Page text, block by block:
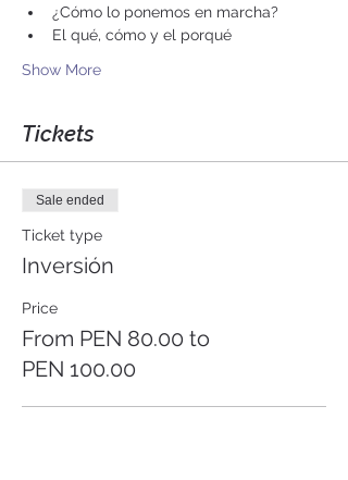
¿Cómo lo ponemos en marcha?
El qué, cómo y el porqué
Show More
Tickets
Sale ended
Ticket type
Inversión
Price
From PEN 80.00 to
PEN 100.00